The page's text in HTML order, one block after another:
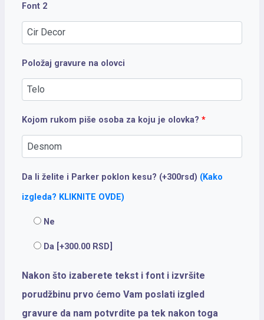
Font 2
Položaj gravure na olovci
Kojom rukom piše osoba za koju je olovka? *
Da li želite i Parker poklon kesu? (+300rsd) (Kako
izgleda? KLIKNITE OVDE)
Ne
Da [+300.00 RSD]
Nakon što izaberete tekst i font i izvršite
porudžbinu prvo ćemo Vam poslati izgled
gravure da nam potvrdite pa tek nakon toga